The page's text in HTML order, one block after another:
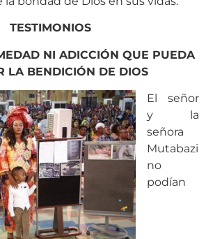
TESTIMONIOS
NI ADICCIÓN QUE PUEDA
LA BENDICIÓN DE DIOS
El señor
y la
señora
Mutabazi
no
podían